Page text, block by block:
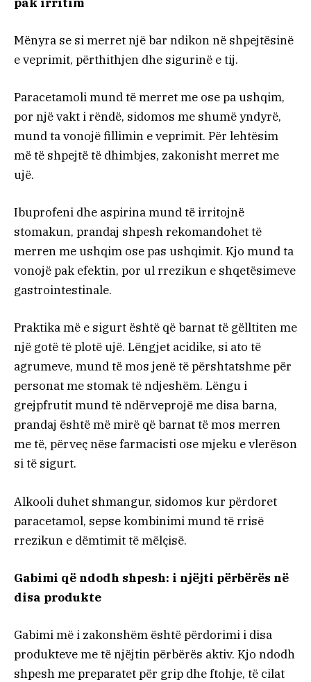
Mënyra se si merret një bar ndikon në shpejtësinë
e veprimit, përthithjen dhe sigurinë e tij.
Paracetamoli mund të merret me ose pa ushqim,
por një vakt i rëndë, sidomos me shumë yndyrë,
mund ta vonojë fillimin e veprimit. Për lehtësim
më të shpejtë të dhimbjes, zakonisht merret me
ujë.
Ibuprofeni dhe aspirina mund të irritojnë
stomakun, prandaj shpesh rekomandohet të
merren me ushqim ose pas ushqimit. Kjo mund ta
vonojë pak efektin, por ul rrezikun e shqetësimeve
gastrointestinale.
Praktika më e sigurt është që barnat të gëlltiten me
një gotë të plotë ujë. Lëngjet acidike, si ato të
agrumeve, mund të mos jenë të përshtatshme për
personat me stomak të ndjeshëm. Lëngu i
grejpfrutit mund të ndërveprojë me disa barna,
prandaj është më mirë që barnat të mos merren
me të, përveç nëse farmacisti ose mjeku e vlerëson
si të sigurt.
Alkooli duhet shmangur, sidomos kur përdoret
paracetamol, sepse kombinimi mund të rrisë
rrezikun e dëmtimit të mëlçisë.
Gabimi që ndodh shpesh: i njëjti përbërës në
disa produkte
Gabimi më i zakonshëm është përdorimi i disa
produkteve me të njëjtin përbërës aktiv. Kjo ndodh
shpesh me preparatet për grip dhe ftohje, të cilat